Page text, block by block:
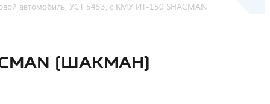
автомобиль, УСТ 5453, с КМУ ИТ-150 SHACMAN
(ШАКМАН)